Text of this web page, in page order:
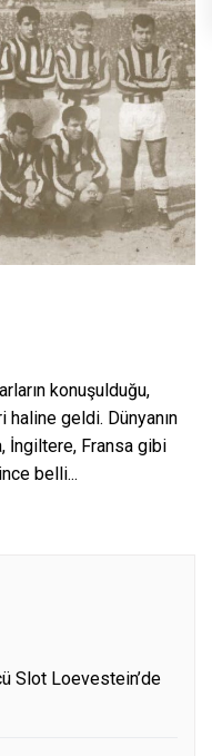
konuşulduğu,
haline geldi. Dünyanın
İngiltere, Fransa gibi
belli...
Slot Loevestein’de